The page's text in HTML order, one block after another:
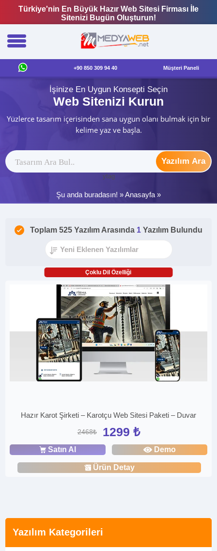
Türkiye'nin En Büyük Hazır Web Sitesi Firması İle
Sitenizi Bugün Oluşturun!
+90 850 309 94 40 Müşteri Paneli
İşinize En Uygun Konsepti Seçin
Web Sitenizi Kurun
Yüzlerce tasarım içerisinden sana uygun olanı bulmak için bir
kelime yaz ve başla.
Yazılım Ara
ytag
Şu anda buradasın! »Anasayfa »
Yazılım Kategorileri
Toplam 525 Yazılım Arasında 1 Yazılım Bulundu
Çoklu Dil Özelliği
Hazır Karot Şirketi – Karotçu Web Sitesi Paketi – Duvar
2468₺ 1299 ₺
Satın Al Demo
Ürün Detay